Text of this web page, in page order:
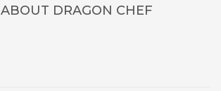
ABOUT DRAGON CHEF